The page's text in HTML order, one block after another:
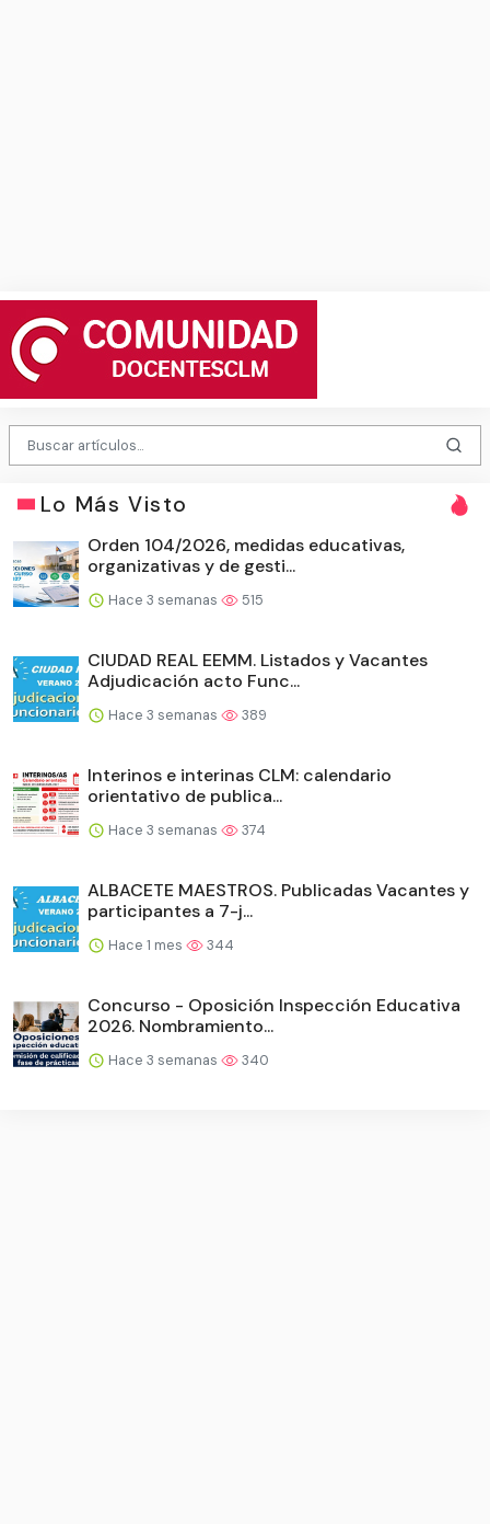
Lo Más Visto
Orden 104/2026, medidas educativas,
organizativas y de gesti...
Hace 3 semanas 515
CIUDAD REAL EEMM. Listados y Vacantes
Adjudicación acto Func...
Hace 3 semanas 389
Interinos e interinas CLM: calendario
orientativo de publica...
Hace 3 semanas 374
ALBACETE MAESTROS. Publicadas Vacantes y
participantes a 7-j...
Hace 1 mes 344
Concurso - Oposición Inspección Educativa
2026. Nombramiento...
Hace 3 semanas 340